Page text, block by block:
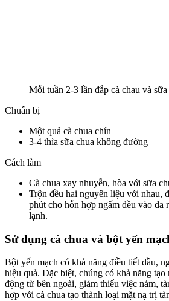
Mỗi tuần 2-3 lần đắp cà chau và
Chuẩn bị
Một quả cà chua chín
3-4 thìa sữa chua không đường
Cách làm
Cà chua xay nhuyễn, hòa với sữa
Trộn đều hai nguyên liệu với nhau,
phút cho hỗn hợp ngấm đều vào da
lạnh.
Sử dụng cà chua và bột yến
Bột yến mạch có khả năng điều tiết dầu,
hiệu quả. Đặc biệt, chúng có khả năng tạo
động từ bên ngoài, giảm thiểu việc nám,
hợp với cà chua tạo thành loại mặt nạ trị